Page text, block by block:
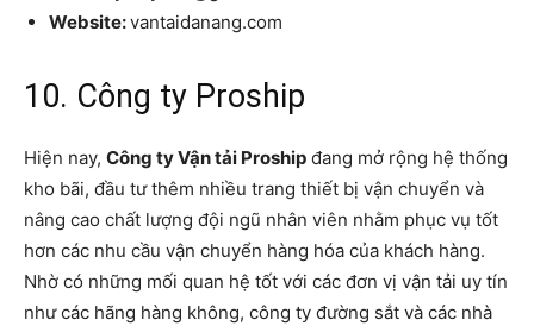
Website:vantaidanang.com
10. Công ty Proship
Hiện nay, Công ty Vận tải Proship đang mở rộng hệ thống
kho bãi, đầu tư thêm nhiều trang thiết bị vận chuyển và
nâng cao chất lượng đội ngũ nhân viên nhằm phục vụ tốt
hơn các nhu cầu vận chuyển hàng hóa của khách hàng.
Nhờ có những mối quan hệ tốt với các đơn vị vận tải uy tín
như các hãng hàng không, công ty đường sắt và các nhà